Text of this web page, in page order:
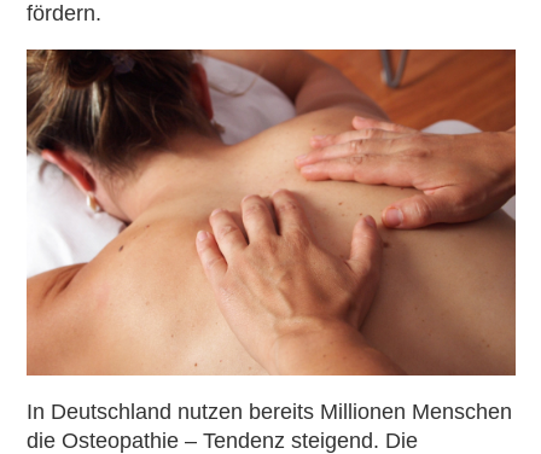
fördern.
In Deutschland nutzen bereits Millionen Menschen
die Osteopathie – Tendenz steigend. Die